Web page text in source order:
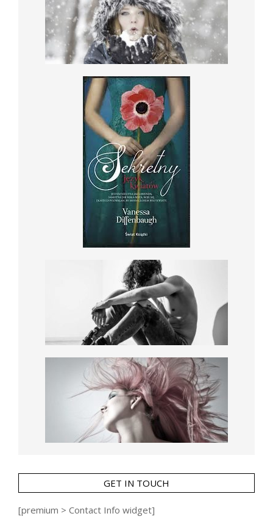
GET IN TOUCH
[premium > Contact Info widget]